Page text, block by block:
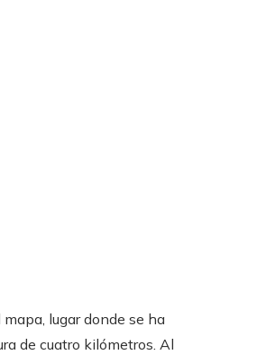
lugar donde se ha
de cuatro kilómetros. Al